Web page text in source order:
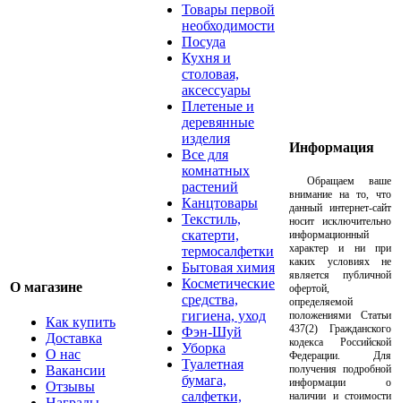
О магазине
Как купить
Доставка
О нас
Вакансии
Отзывы
Товары первой
необходимости
Посуда
Кухня и
столовая,
аксессуары
Плетеные и
деревянные
изделия
Все для
комнатных
растений
Канцтовары
Текстиль,
скатерти,
термосалфетки
Бытовая химия
Косметические
средства,
гигиена, уход
Фэн-Шуй
Уборка
Туалетная
бумага,
салфетки,
Информация
Обращаем ваше
внимание на то, что
данный интернет-сайт
носит исключительно
информационный
характер и ни при
каких условиях не
является публичной
офертой,
определяемой
положениями Статьи
437(2) Гражданского
кодекса Российской
Федерации. Для
получения подробной
информации о
наличии и стоимости